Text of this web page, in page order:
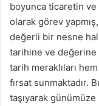
boyunca ticaretin
olarak görev
değerli bir nesne
tarihine ve değerine
tarih meraklıları
fırsat sunmaktadır.
taşıyarak